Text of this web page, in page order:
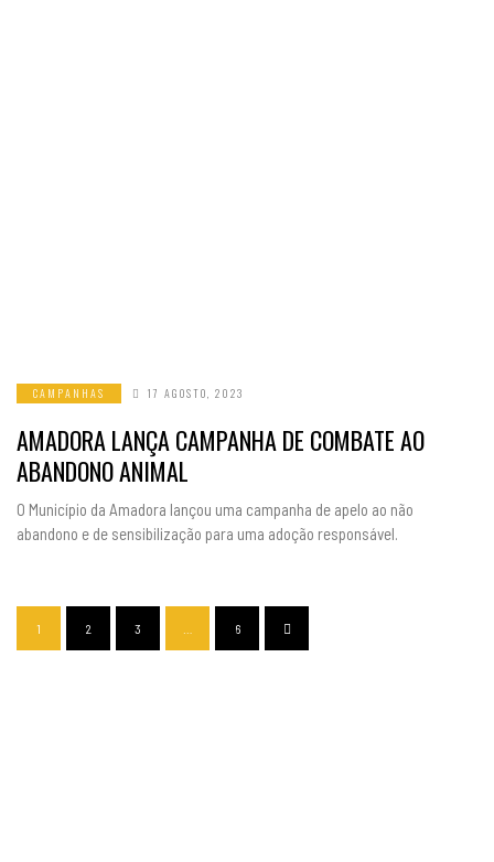
CAMPANHAS 17 AGOSTO, 2023
AMADORA LANÇA CAMPANHA DE COMBATE AO
ABANDONO ANIMAL
O Município da Amadora lançou uma campanha de apelo ao não
abandono e de sensibilização para uma adoção responsável.
1 2 3 6